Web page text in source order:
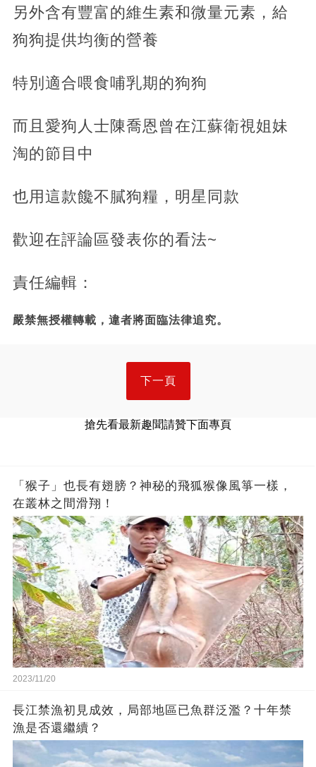
另外含有豐富的維生素和微量元素，給
狗狗提供均衡的營養
特別適合喂食哺乳期的狗狗
而且愛狗人士陳喬恩曾在江蘇衛視姐妹
淘的節目中
也用這款饞不膩狗糧，明星同款
歡迎在評論區發表你的看法~
責任編輯：
嚴禁無授權轉載，違者將面臨法律追究。
下一頁
搶先看最新趣聞請贊下面專頁
「猴子」也長有翅膀？神秘的飛狐猴像風箏一樣，
在叢林之間滑翔！
2023/11/20
長江禁漁初見成效，局部地區已魚群泛濫？十年禁
漁是否還繼續？